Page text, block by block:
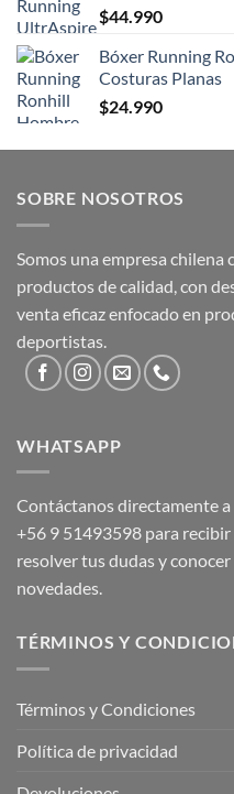
$44.990
Bóxer Running
Costuras Planas
$24.990
SOBRE NOSOTROS
Somos una empresa
productos de calidad, con
venta eficaz enfocado en
deportistas.
WHATSAPP
Contáctanos directamente
+56 9 51493598 para
resolver tus dudas y
novedades.
TÉRMINOS Y
Términos y Condiciones
Política de privacidad